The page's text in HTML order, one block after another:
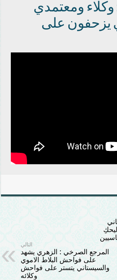
ومعتمدي
يزحفون على
التالي
المرجع الصرخي : الزهري يشهد
على فواحش البلاط الاموي
والسيستاني يتستر على فواحش
وكلائه